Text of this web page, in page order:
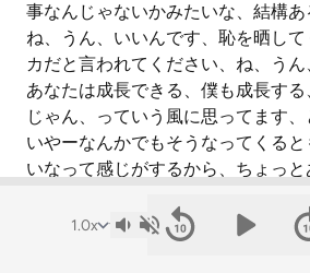
事なんじゃないかみたいな、結構
ね、うん、いいんです、恥を晒し
カだと言われてください、ね、う
あなたは成長できる、僕も成長す
じゃん、っていう風に思ってます
いやーなんかでもそうなってくる
いなって感じがするから、ちょっ
く、上手くなんか炎上するような感